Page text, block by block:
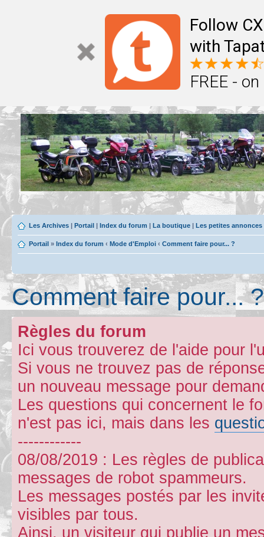
Follow
with
FREE -
Les Archives | Portail | Index du forum | La boutique | Les petites
Portail » Index du forum ‹ Mode d'Emploi ‹ Comment faire pour... ?
Comment faire pour... ?
Règles du forum
Ici vous trouverez de l'aide pour
Si vous ne trouvez pas de
un nouveau message pour
Les questions qui concernent le
n'est pas ici, mais dans les
------------
08/08/2019 : Les règles de
messages de robot spammeurs.
Les messages postés par les
visibles par tous.
Ainsi, un visiteur qui publie un